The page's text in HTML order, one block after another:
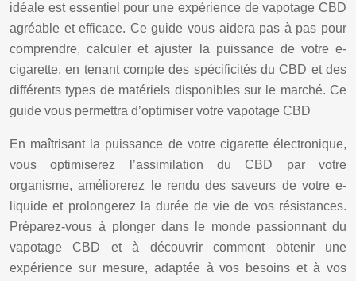
idéale est essentiel pour une expérience de vapotage CBD
agréable et efficace. Ce guide vous aidera pas à pas pour
comprendre, calculer et ajuster la puissance de votre e-
cigarette, en tenant compte des spécificités du CBD et des
différents types de matériels disponibles sur le marché. Ce
guide vous permettra d’optimiser votre vapotage CBD
En maîtrisant la puissance de votre cigarette électronique,
vous optimiserez l’assimilation du CBD par votre
organisme, améliorerez le rendu des saveurs de votre e-
liquide et prolongerez la durée de vie de vos résistances.
Préparez-vous à plonger dans le monde passionnant du
vapotage CBD et à découvrir comment obtenir une
expérience sur mesure, adaptée à vos besoins et à vos